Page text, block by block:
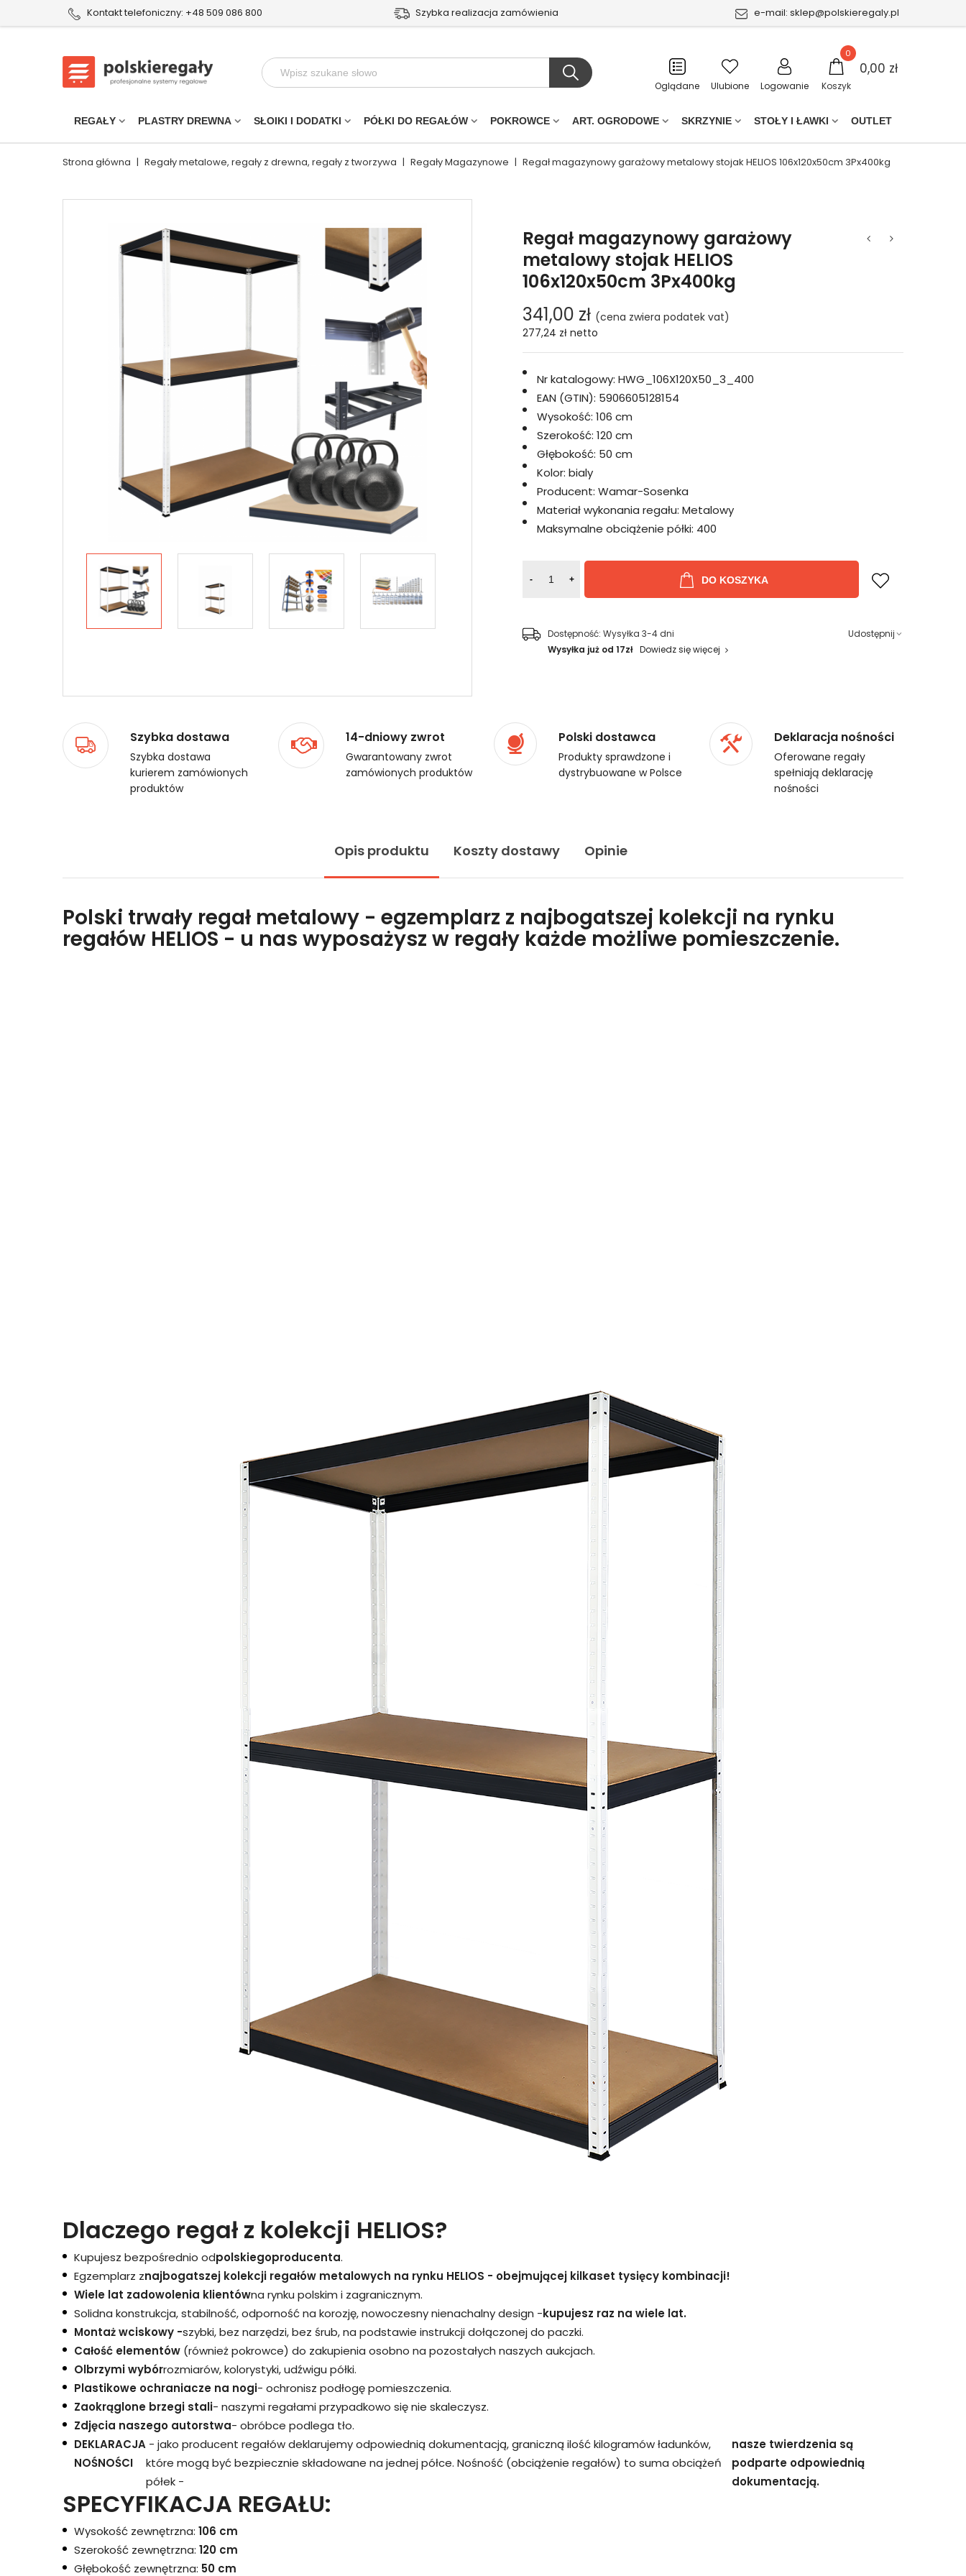
Kontakt telefoniczny: +48 509 086 800 Szybka realizacja zamówienia e-mail: sklep@polskieregaly.pl
Oglądane Ulubione Logowanie Koszyk
0
0,00 zł
REGAŁY PLASTRY DREWNA SŁOIKI I DODATKI PÓŁKI DO REGAŁÓW POKROWCE ART. OGRODOWE SKRZYNIE STOŁY I ŁAWKI OUTLET
Strona główna | Regały metalowe, regały z drewna, regały z tworzywa | Regały Magazynowe | Regał magazynowy garażowy metalowy stojak HELIOS 106x120x50cm 3Px400kg
Regał magazynowy garażowy
metalowy stojak HELIOS
106x120x50cm 3Px400kg
341,00 zł (cena zwiera podatek vat)
277,24 zł netto
Nr katalogowy: HWG_106X120X50_3_400
EAN (GTIN): 5906605128154
Wysokość: 106 cm
Szerokość: 120 cm
Głębokość: 50 cm
Kolor: bialy
Producent: Wamar-Sosenka
Materiał wykonania regału: Metalowy
Maksymalne obciążenie półki: 400
- + DO KOSZYKA
Dostępność: Wysyłka 3-4 dni
Wysyłka już od 17zł Dowiedz się więcej
Udostępnij
Szybka dostawa
Szybka dostawa
kurierem zamówionych
produktów
14-dniowy zwrot
Gwarantowany zwrot
zamówionych produktów
Polski dostawca
Produkty sprawdzone i
dystrybuowane w Polsce
Deklaracja nośności
Oferowane regały
spełniają deklarację
nośności
Opis produktu Koszty dostawy Opinie
Polski trwały regał metalowy - egzemplarz z najbogatszej kolekcji na rynku
regałów HELIOS - u nas wyposażysz w regały każde możliwe pomieszczenie.
Dlaczego regał z kolekcji HELIOS?
Kupujesz bezpośrednio odpolskiegoproducenta.
Egzemplarz znajbogatszej kolekcji regałów metalowych na rynku HELIOS - obejmującej kilkaset tysięcy kombinacji!
Wiele lat zadowolenia klientówna rynku polskim i zagranicznym.
Solidna konstrukcja, stabilność, odporność na korozję, nowoczesny nienachalny design -kupujesz raz na wiele lat.
Montaż wciskowy -szybki, bez narzędzi, bez śrub, na podstawie instrukcji dołączonej do paczki.
Całość elementów (również pokrowce) do zakupienia osobno na pozostałych naszych aukcjach.
Olbrzymi wybórrozmiarów, kolorystyki, udźwigu półki.
Plastikowe ochraniacze na nogi- ochronisz podłogę pomieszczenia.
Zaokrąglone brzegi stali- naszymi regałami przypadkowo się nie skaleczysz.
Zdjęcia naszego autorstwa- obróbce podlega tło.
DEKLARACJA
NOŚNOŚCI
- jako producent regałów deklarujemy odpowiednią dokumentacją, graniczną ilość kilogramów ładunków,
które mogą być bezpiecznie składowane na jednej półce. Nośność (obciążenie regałów) to suma obciążeń
półek -
nasze twierdzenia są
podparte odpowiednią
dokumentacją.
SPECYFIKACJA REGAŁU:
Wysokość zewnętrzna: 106 cm
Szerokość zewnętrzna: 120 cm
Głębokość zewnętrzna: 50 cm